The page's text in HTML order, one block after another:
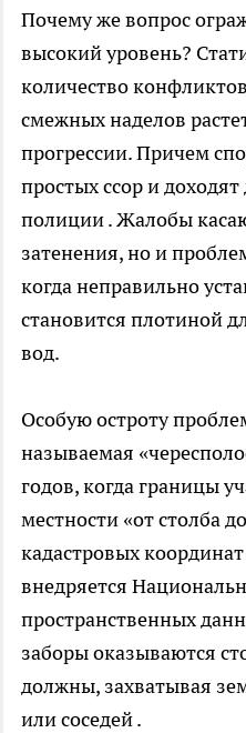
Почему же вопрос
высокий уровень?
количество
смежных наделов
прогрессии. Причем
простых ссор и
полиции . Жалобы
затенения, но и
когда неправильно
становится плотиной
вод.
Особую остроту
называемая
годов, когда границы
местности «от столба
кадастровых
внедряется
пространственных
заборы оказываются
должны, захватывая
или соседей .